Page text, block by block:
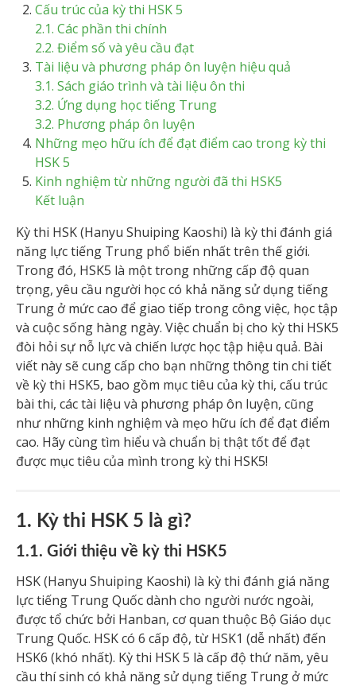
Cấu trúc của kỳ thi HSK 5
2.1. Các phần thi chính
2.2. Điểm số và yêu cầu đạt
Tài liệu và phương pháp ôn luyện hiệu quả
3.1. Sách giáo trình và tài liệu ôn thi
3.2. Ứng dụng học tiếng Trung
3.2. Phương pháp ôn luyện
Những mẹo hữu ích để đạt điểm cao trong kỳ thi
HSK 5
Kinh nghiệm từ những người đã thi HSK5
Kết luận
Kỳ thi HSK (Hanyu Shuiping Kaoshi) là kỳ thi đánh giá
năng lực tiếng Trung phổ biến nhất trên thế giới.
Trong đó, HSK5 là một trong những cấp độ quan
trọng, yêu cầu người học có khả năng sử dụng tiếng
Trung ở mức cao để giao tiếp trong công việc, học tập
và cuộc sống hàng ngày. Việc chuẩn bị cho kỳ thi HSK5
đòi hỏi sự nỗ lực và chiến lược học tập hiệu quả. Bài
viết này sẽ cung cấp cho bạn những thông tin chi tiết
về kỳ thi HSK5, bao gồm mục tiêu của kỳ thi, cấu trúc
bài thi, các tài liệu và phương pháp ôn luyện, cũng
như những kinh nghiệm và mẹo hữu ích để đạt điểm
cao. Hãy cùng tìm hiểu và chuẩn bị thật tốt để đạt
được mục tiêu của mình trong kỳ thi HSK5!
1. Kỳ thi HSK 5 là gì?
1.1. Giới thiệu về kỳ thi HSK5
HSK (Hanyu Shuiping Kaoshi) là kỳ thi đánh giá năng
lực tiếng Trung Quốc dành cho người nước ngoài,
được tổ chức bởi Hanban, cơ quan thuộc Bộ Giáo dục
Trung Quốc. HSK có 6 cấp độ, từ HSK1 (dễ nhất) đến
HSK6 (khó nhất). Kỳ thi HSK 5 là cấp độ thứ năm, yêu
cầu thí sinh có khả năng sử dụng tiếng Trung ở mức